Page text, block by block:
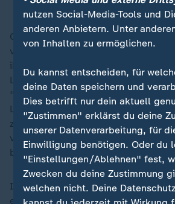
Macht ausgeübt"
Oberstaatsanwalt Matthias Böttcher
von der Generalstaatsanwaltschaft
ihrem Schlussvortrag gesagt, das
Leid ganzer Familien dauere bis
"schier unbeschreiblich". Während
Landeshauptstadt von
Sachsen-
zahlreiche Opfer und Angehörige
von schweren Verletzungen und wie
bis heute körperlich und psychisch
In dem Prozess hatte der
einen Angriff geplant und auch das
nutzen Social-Media-Tools und
anderen Anbietern. Unter
von Inhalten zu ermöglichen.
Du kannst entscheiden, für
deine Daten speichern und
Dies betrifft nur dein aktuell
"Zustimmen" erklärst du deine
unserer Datenverarbeitung, für
Einwilligung benötigen. Oder du
"Einstellungen/Ablehnen" fest,
Zwecken du deine Zustimmung
welchen nicht. Deine